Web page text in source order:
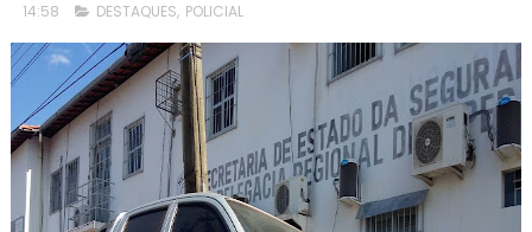
14:58 DESTAQUES, POLICIAL